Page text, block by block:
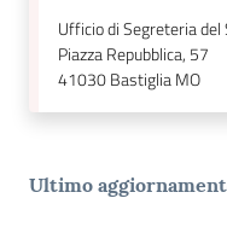
Ufficio di Segreteria del
Piazza Repubblica, 57
41030Bastiglia MO
Ultimo